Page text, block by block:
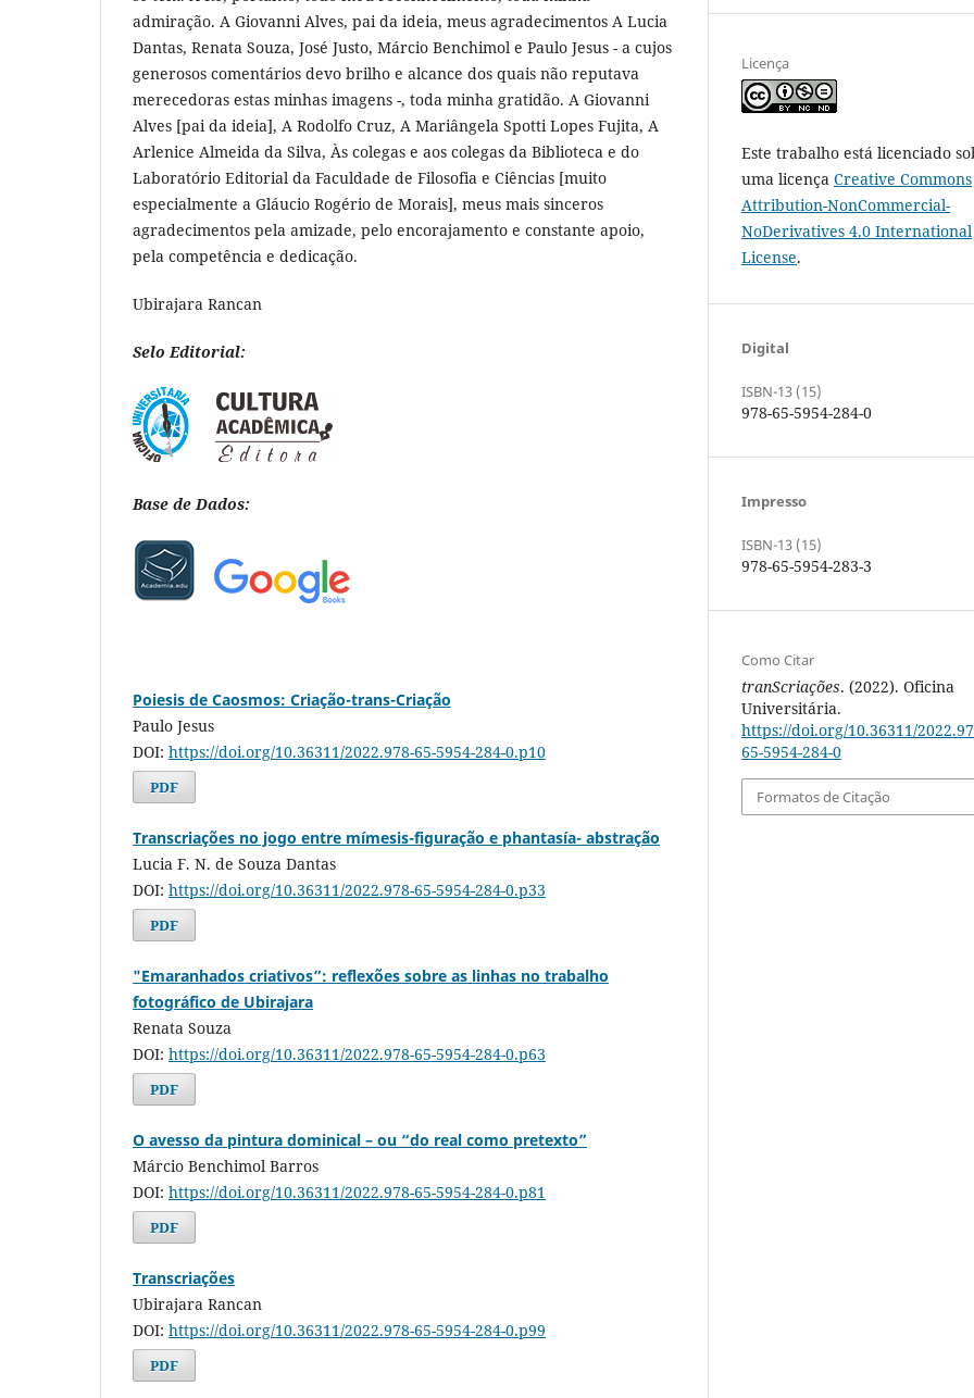
admiração. A Giovanni Alves, pai da ideia, meus agradecimentos A Lucia
Dantas, Renata Souza, José Justo, Márcio Benchimol e Paulo Jesus - a cujos
generosos comentários devo brilho e alcance dos quais não reputava
merecedoras estas minhas imagens -, toda minha gratidão. A Giovanni
Alves [pai da ideia], A Rodolfo Cruz, A Mariângela Spotti Lopes Fujita, A
Arlenice Almeida da Silva, Às colegas e aos colegas da Biblioteca e do
Laboratório Editorial da Faculdade de Filosofia e Ciências [muito
especialmente a Gláucio Rogério de Morais], meus mais sinceros
agradecimentos pela amizade, pelo encorajamento e constante apoio,
pela competência e dedicação.
Ubirajara Rancan
Selo Editorial:
Base de Dados:
Poiesis de Caosmos: Criação-trans-Criação
Paulo Jesus
DOI: https://doi.org/10.36311/2022.978-65-5954-284-0.p10
PDF
Transcriações no jogo entre mímesis-figuração e phantasía- abstração
Lucia F. N. de Souza Dantas
DOI: https://doi.org/10.36311/2022.978-65-5954-284-0.p33
PDF
"Emaranhados criativos”: reflexões sobre as linhas no trabalho
fotográfico de Ubirajara
Renata Souza
DOI: https://doi.org/10.36311/2022.978-65-5954-284-0.p63
PDF
O avesso da pintura dominical – ou “do real como pretexto”
Márcio Benchimol Barros
DOI: https://doi.org/10.36311/2022.978-65-5954-284-0.p81
PDF
Transcriações
Ubirajara Rancan
DOI: https://doi.org/10.36311/2022.978-65-5954-284-0.p99
PDF
Licença
Este trabalho está licenciado
uma licença Creative Commons
Attribution-NonCommercial-
NoDerivatives 4.0 International
License.
Digital
ISBN-13 (15)
978-65-5954-284-0
Impresso
ISBN-13 (15)
978-65-5954-283-3
Como Citar
tranScriações. (2022). Oficina
Universitária.
https://doi.org/10.36311/
65-5954-284-0
Formatos de Citação